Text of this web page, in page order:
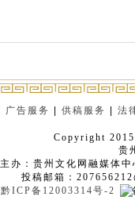
广告服务 |供稿服务 |法
Copyright
贵
主办：贵州文化网融媒体
投稿邮箱：
黔ICP备12003314号-2